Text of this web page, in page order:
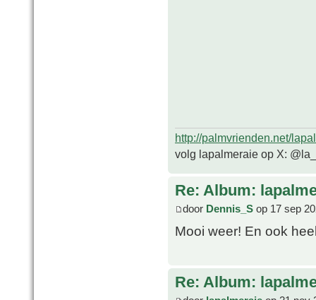
http://palmvrienden.net/
volg lapalmeraie op X:
Re: Album:
door Dennis_S op 17 sep
Mooi weer! En ook
Re: Album: